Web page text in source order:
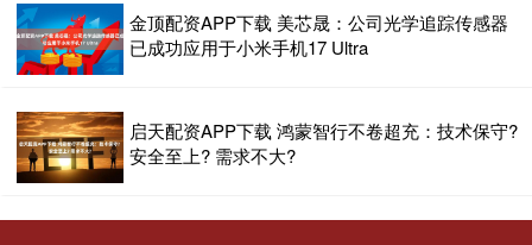
金顶配资APP下载 美芯晟：公司光学追踪传感器
已成功应用于小米手机17 Ultra
启天配资APP下载 鸿蒙智行不卷超充：技术保守?
安全至上? 需求不大?